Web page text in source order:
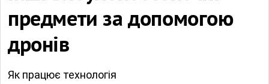
предмети за допомогою
дронів
Як працює технологія